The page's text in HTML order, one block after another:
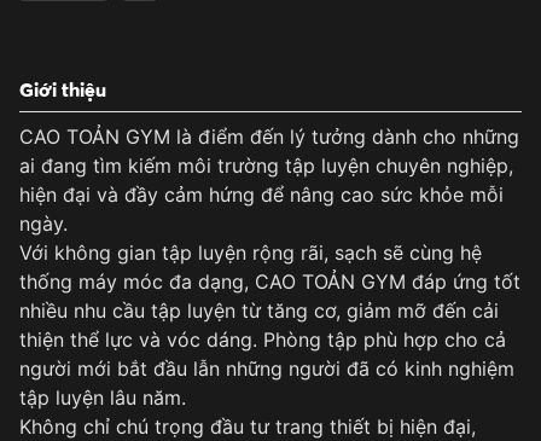
Giới thiệu
CAO TOẢN GYM là điểm đến lý tưởng dành cho những
ai đang tìm kiếm môi trường tập luyện chuyên nghiệp,
hiện đại và đầy cảm hứng để nâng cao sức khỏe mỗi
ngày.
Với không gian tập luyện rộng rãi, sạch sẽ cùng hệ
thống máy móc đa dạng, CAO TOẢN GYM đáp ứng tốt
nhiều nhu cầu tập luyện từ tăng cơ, giảm mỡ đến cải
thiện thể lực và vóc dáng. Phòng tập phù hợp cho cả
người mới bắt đầu lẫn những người đã có kinh nghiệm
tập luyện lâu năm.
Không chỉ chú trọng đầu tư trang thiết bị hiện đại,